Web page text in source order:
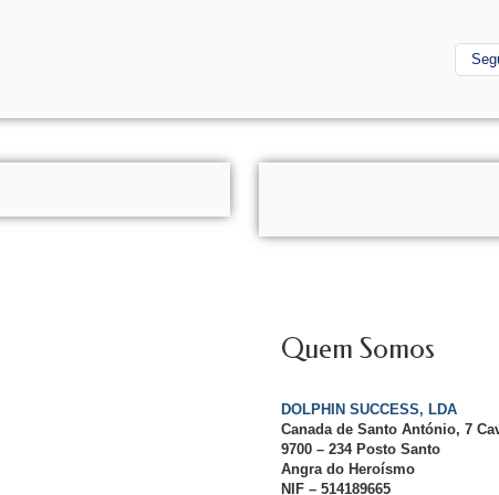
Quem Somos
DOLPHIN SUCCESS, LDA
Canada de Santo António, 7
9700 – 234 Posto Santo
Angra do Heroísmo
NIF – 514189665